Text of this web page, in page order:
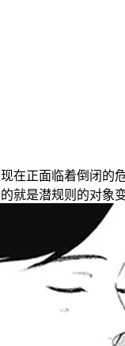
在正面临着倒闭的
就是潜规则的对象